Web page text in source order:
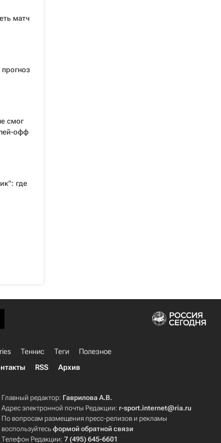
матч
смог
офф
где
Теннис Теги
Полезное
RSS Архив
Главный редактор: Гаврилова А.В.
Адрес электронной почты Редакции: r-sport.internet@ria.ru
По вопросам размещения пресс-релизов и рекламы
воспользуйтесьформой обратной связи
Телефон Редакции:7 (495) 645-6601